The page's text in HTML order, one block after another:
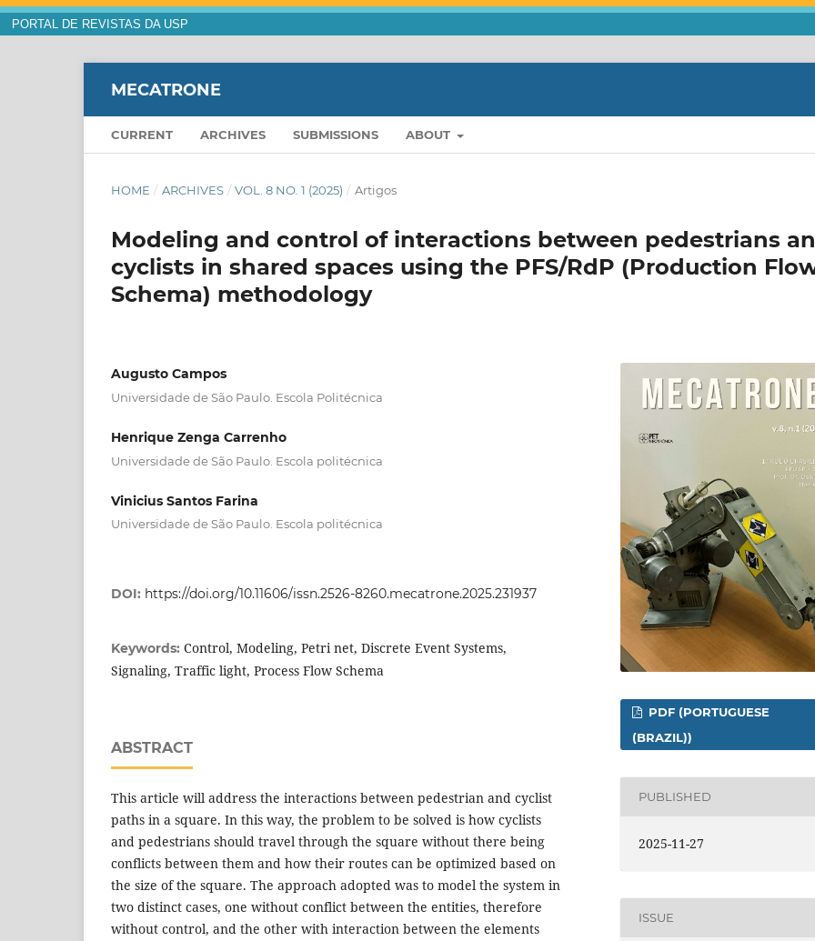
PORTAL DE REVISTAS DA USP
MECATRONE
CURRENT ARCHIVES SUBMISSIONS ABOUT
HOME / ARCHIVES / VOL. 8 NO. 1 (2025) / Artigos
Modeling and control of interactions between pedestrians
cyclists in shared spaces using the PFS/RdP (Production
Schema) methodology
Augusto Campos
Universidade de São Paulo. Escola Politécnica
Henrique Zenga Carrenho
Universidade de São Paulo. Escola politécnica
Vinicius Santos Farina
Universidade de São Paulo. Escola politécnica
DOI: https://doi.org/10.11606/issn.2526-8260.mecatrone.2025.231937
Keywords: Control, Modeling, Petri net, Discrete Event Systems,
Signaling, Traffic light, Process Flow Schema
ABSTRACT
This article will address the interactions between pedestrian and cyclist
paths in a square. In this way, the problem to be solved is how cyclists
and pedestrians should travel through the square without there being
conflicts between them and how their routes can be optimized based on
the size of the square. The approach adopted was to model the system in
two distinct cases, one without conflict between the entities, therefore
without control, and the other with interaction between the elements
PDF (PORTUGUESE
(BRAZIL))
PUBLISHED
2025-11-27
ISSUE